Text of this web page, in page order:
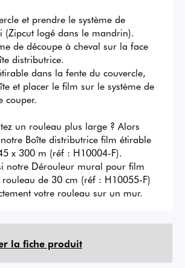
et prendre le système de
(Zipcut logé dans le mandrin).
de découpe à cheval sur la face
distributrice.
dans la fente du couvercle,
et placer le film sur le système de
couper.
un rouleau plus large ? Alors
Boîte distributrice film étirable
x 300 m (réf : H10004-F).
notre Dérouleur mural pour film
de 30 cm (réf : H10055-F)
votre rouleau sur un mur.
la fiche produit